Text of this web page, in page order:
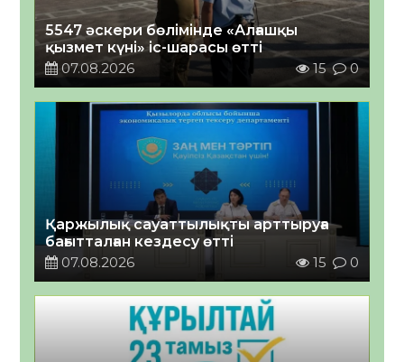
5547 әскери бөлімінде «Алғашқы
қызмет күні» іс-шарасы өтті
07.08.2026
15 0
Қаржылық сауаттылықты арттыруға
бағытталған кездесу өтті
07.08.2026
15 0